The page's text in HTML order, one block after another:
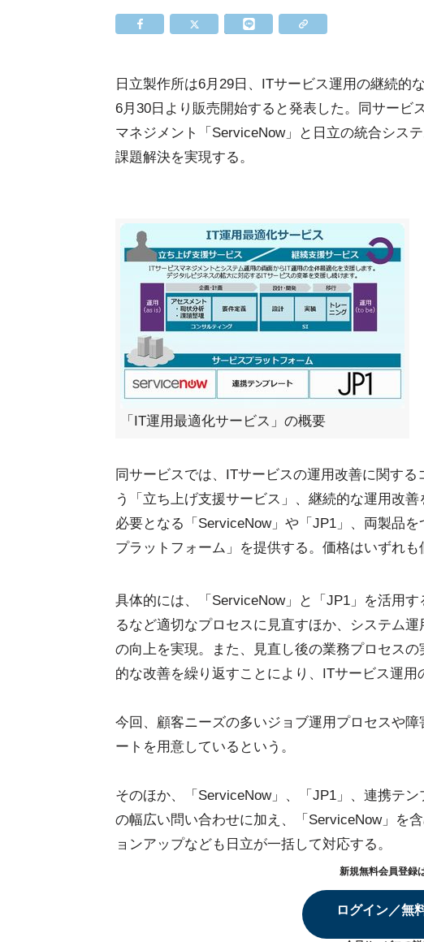
日立製作所は6月29日、ITサービス運用の継続的
6月30日より販売開始すると発表した。同サービ
マネジメント「ServiceNow」と日立の統合シス
課題解決を実現する。
「IT運用最適化サービス」の概要
同サービスでは、ITサービスの運用改善に関す
う「立ち上げ支援サービス」、継続的な運用改
必要となる「ServiceNow」や「JP1」、両製品
プラットフォーム」を提供する。価格はいずれも
具体的には、「ServiceNow」と「JP1」を活用
るなど適切なプロセスに見直すほか、システム
の向上を実現。また、見直し後の業務プロセス
的な改善を繰り返すことにより、ITサービス運用
今回、顧客ニーズの多いジョブ運用プロセスや
ートを用意しているという。
そのほか、「ServiceNow」、「JP1」、連携テ
の幅広い問い合わせに加え、「ServiceNow」を
ョンアップなども日立が一括して対応する。
新規無料会員登録
ログイン／無